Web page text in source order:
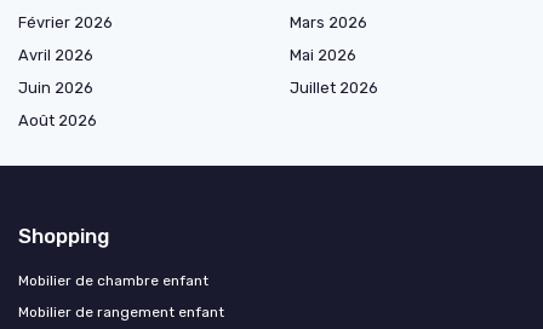
Février 2026
Mars 2026
Avril 2026
Mai 2026
Juin 2026
Juillet 2026
Août 2026
Shopping
Mobilier de chambre enfant
Mobilier de rangement enfant